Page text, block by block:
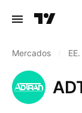
Mercados